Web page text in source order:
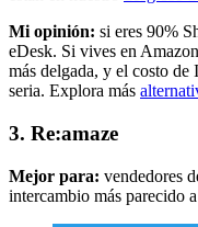
Mi opinión: si eres 90%
eDesk. Si vives en
más delgada, y el costo
seria. Explora más
3. Re:amaze
Mejor para: vendedores
intercambio más parecido